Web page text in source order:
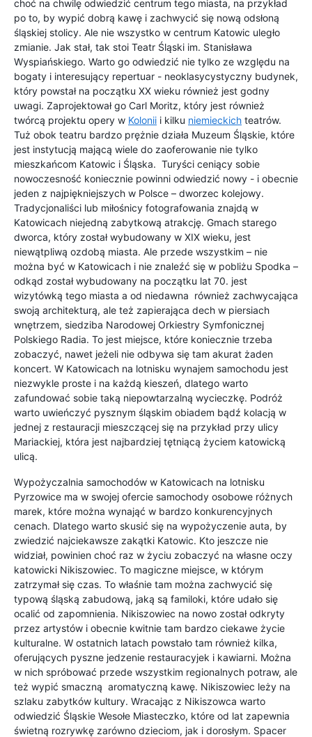
choć na chwilę odwiedzić centrum tego miasta, na przykład
po to, by wypić dobrą kawę i zachwycić się nową odsłoną
śląskiej stolicy. Ale nie wszystko w centrum Katowic uległo
zmianie. Jak stał, tak stoi Teatr Śląski im. Stanisława
Wyspiańskiego. Warto go odwiedzić nie tylko ze względu na
bogaty i interesujący repertuar - neoklasycystyczny budynek,
który powstał na początku XX wieku również jest godny
uwagi. Zaprojektował go Carl Moritz, który jest również
twórcą projektu opery w Kolonii i kilku niemieckich teatrów.
Tuż obok teatru bardzo prężnie działa Muzeum Śląskie, które
jest instytucją mającą wiele do zaoferowanie nie tylko
mieszkańcom Katowic i Śląska. Turyści ceniący sobie
nowoczesność koniecznie powinni odwiedzić nowy - i obecnie
jeden z najpiękniejszych w Polsce – dworzec kolejowy.
Tradycjonaliści lub miłośnicy fotografowania znajdą w
Katowicach niejedną zabytkową atrakcję. Gmach starego
dworca, który został wybudowany w XIX wieku, jest
niewątpliwą ozdobą miasta. Ale przede wszystkim – nie
można być w Katowicach i nie znaleźć się w pobliżu Spodka –
odkąd został wybudowany na początku lat 70. jest
wizytówką tego miasta a od niedawna również zachwycająca
swoją architekturą, ale też zapierająca dech w piersiach
wnętrzem, siedziba Narodowej Orkiestry Symfonicznej
Polskiego Radia. To jest miejsce, które koniecznie trzeba
zobaczyć, nawet jeżeli nie odbywa się tam akurat żaden
koncert. W Katowicach na lotnisku wynajem samochodu jest
niezwykle proste i na każdą kieszeń, dlatego warto
zafundować sobie taką niepowtarzalną wycieczkę. Podróż
warto uwieńczyć pysznym śląskim obiadem bądź kolacją w
jednej z restauracji mieszczącej się na przykład przy ulicy
Mariackiej, która jest najbardziej tętniącą życiem katowicką
ulicą.
Wypożyczalnia samochodów w Katowicach na lotnisku
Pyrzowice ma w swojej ofercie samochody osobowe różnych
marek, które można wynająć w bardzo konkurencyjnych
cenach. Dlatego warto skusić się na wypożyczenie auta, by
zwiedzić najciekawsze zakątki Katowic. Kto jeszcze nie
widział, powinien choć raz w życiu zobaczyć na własne oczy
katowicki Nikiszowiec. To magiczne miejsce, w którym
zatrzymał się czas. To właśnie tam można zachwycić się
typową śląską zabudową, jaką są familoki, które udało się
ocalić od zapomnienia. Nikiszowiec na nowo został odkryty
przez artystów i obecnie kwitnie tam bardzo ciekawe życie
kulturalne. W ostatnich latach powstało tam również kilka,
oferujących pyszne jedzenie restauracyjek i kawiarni. Można
w nich spróbować przede wszystkim regionalnych potraw, ale
też wypić smaczną aromatyczną kawę. Nikiszowiec leży na
szlaku zabytków kultury. Wracając z Nikiszowca warto
odwiedzić Śląskie Wesołe Miasteczko, które od lat zapewnia
świetną rozrywkę zarówno dzieciom, jak i dorosłym. Spacer